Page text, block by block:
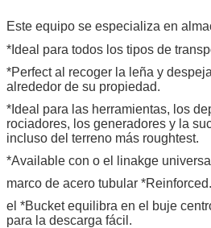
Este equipo se especializa en
*Ideal para todos los tipos de
*Perfect al recoger la leña y
alrededor de su propiedad.
*Ideal para las herramientas, los
rociadores, los generadores y la
incluso del terreno más roughtest.
*Available con o el linakge
marco de acero tubular *Reinforced.
el *Bucket equilibra en el buje
para la descarga fácil.